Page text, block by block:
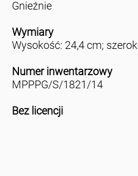
Gnieźnie
Wymiary
Wysokość: 24,4 cm;
Numer inwentarzowy
MPPPG/S/1821/14
Bez licencji